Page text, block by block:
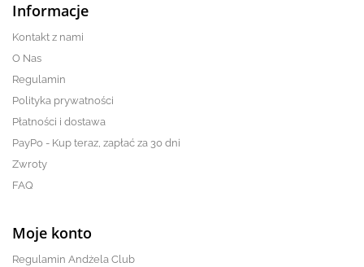
Informacje
Kontakt z nami
O Nas
Regulamin
Polityka prywatności
Płatności i dostawa
PayPo - Kup teraz, zapłać za 30 dni
Zwroty
FAQ
Moje konto
Regulamin Andżela Club